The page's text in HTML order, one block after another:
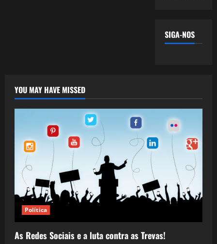
SIGA-NOS
YOU MAY HAVE MISSED
Política
As Redes Sociais e a luta contra as Trevas!